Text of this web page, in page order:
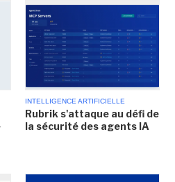
INTELLIGENCE ARTIFICIELLE
Rubrik s'attaque au défi de
la sécurité des agents IA